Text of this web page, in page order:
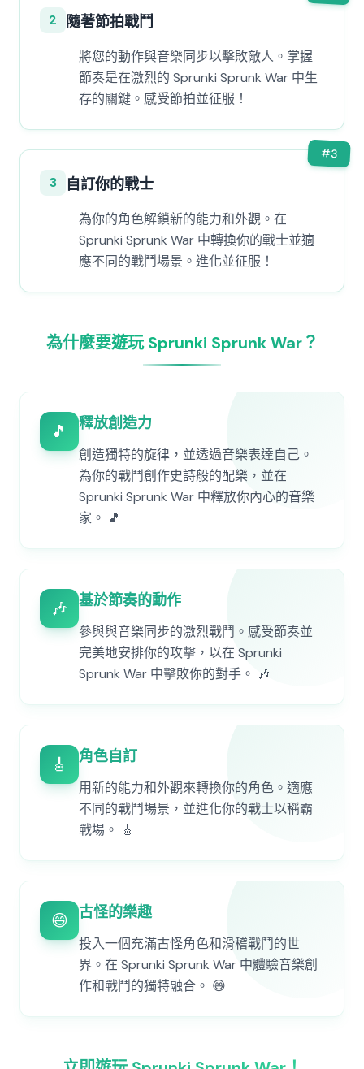
2 隨著節拍戰鬥
將您的動作與音樂同步以擊敗敵人。掌握
節奏是在激烈的 Sprunki Sprunk War 中生
存的關鍵。感受節拍並征服！
#3
3 自訂你的戰士
為你的角色解鎖新的能力和外觀。在
Sprunki Sprunk War 中轉換你的戰士並適
應不同的戰鬥場景。進化並征服！
為什麼要遊玩 Sprunki Sprunk War？
🎵 釋放創造力
創造獨特的旋律，並透過音樂表達自己。
為你的戰鬥創作史詩般的配樂，並在
Sprunki Sprunk War 中釋放你內心的音樂
家。 🎵
🎶 基於節奏的動作
參與與音樂同步的激烈戰鬥。感受節奏並
完美地安排你的攻擊，以在 Sprunki
Sprunk War 中擊敗你的對手。 🎶
🎸 角色自訂
用新的能力和外觀來轉換你的角色。適應
不同的戰鬥場景，並進化你的戰士以稱霸
戰場。 🎸
😄 古怪的樂趣
投入一個充滿古怪角色和滑稽戰鬥的世
界。在 Sprunki Sprunk War 中體驗音樂創
作和戰鬥的獨特融合。 😄